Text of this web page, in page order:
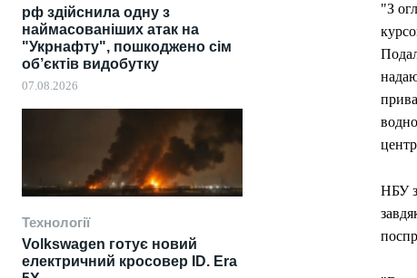
рф здійснила одну з
наймасованіших атак на
"Укрнафту", пошкоджено сім
об’єктів видобутку
07.08.2026
Технології
Volkswagen готує новий
електричний кросовер ID. Era
"З
НБУ